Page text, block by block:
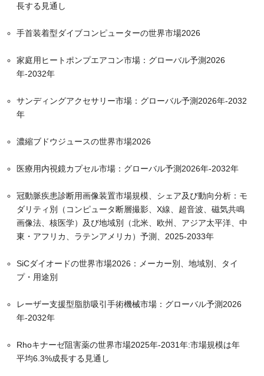
長する見通し
手首装着型ダイブコンピューターの世界市場2026
家庭用ヒートポンプエアコン市場：グローバル予測2026
年-2032年
サンディングアクセサリー市場：グローバル予測2026年-2032
年
濃縮ブドウジュースの世界市場2026
医療用内視鏡カプセル市場：グローバル予測2026年-2032年
冠動脈疾患診断用画像装置市場規模、シェア及び動向分析：モ
ダリティ別（コンピュータ断層撮影、X線、超音波、磁気共鳴
画像法、核医学）及び地域別（北米、欧州、アジア太平洋、中
東・アフリカ、ラテンアメリカ）予測、2025-2033年
SiCダイオードの世界市場2026：メーカー別、地域別、タイ
プ・用途別
レーザー支援型脂肪吸引手術機械市場：グローバル予測2026
年-2032年
Rhoキナーゼ阻害薬の世界市場2025年-2031年:市場規模は年
平均6.3%成長する見通し